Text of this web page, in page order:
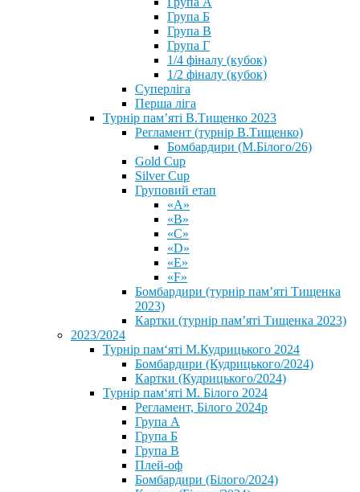
Група Б
Група В
Група Г
1/4 фіналу (кубок)
1/2 фіналу (кубок)
Суперліга
Перша ліга
Турнір пам’яті В.Тищенко 2023
Регламент (турнір В.Тищенко)
Бомбардири (М.Білого/26)
Gold Cup
Silver Cup
Груповий етап
«А»
«В»
«С»
«D»
«Е»
«F»
Бомбардири (турнір пам’яті Тищенка
2023)
Картки (турнір пам’яті Тищенка 2023)
2023/2024
⁨Турнір пам‘яті М.Кудрицького 2024
Бомбардири (Кудрицького/2024)
Картки (Кудрицького/2024)
⁨Турнір пам‘яті М. Білого 2024⁩
Регламент, Білого 2024р
Група А
Група Б
Група В
Плей-оф
Бомбардири (Білого/2024)